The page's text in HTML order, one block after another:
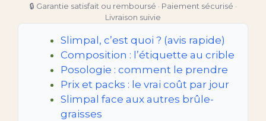
🔒 Garantie satisfait ou remboursé · Paiement sécurisé ·
Livraison suivie
Slimpal, c’est quoi ? (avis rapide)
Composition : l’étiquette au crible
Posologie : comment le prendre
Prix et packs : le vrai coût par jour
Slimpal face aux autres brûle-
graisses